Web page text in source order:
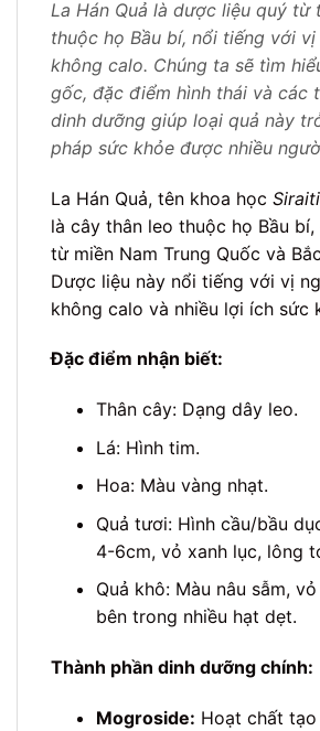
La Hán Quả là dược liệu quý từ
thuộc họ Bầu bí, nổi tiếng với
không calo. Chúng ta sẽ tìm
gốc, đặc điểm hình thái và các
dinh dưỡng giúp loại quả này
pháp sức khỏe được nhiều
La Hán Quả, tên khoa học
là cây thân leo thuộc họ Bầu
từ miền Nam Trung Quốc và
Dược liệu này nổi tiếng với vị
không calo và nhiều lợi ích sức
Đặc điểm nhận biết:
Thân cây: Dạng dây leo.
Lá: Hình tim.
Hoa: Màu vàng nhạt.
Quả tươi: Hình cầu/bầu
4-6cm, vỏ xanh lục, lông
Quả khô: Màu nâu sẫm,
bên trong nhiều hạt dẹt.
Thành phần dinh dưỡng chính:
Mogroside: Hoạt chất